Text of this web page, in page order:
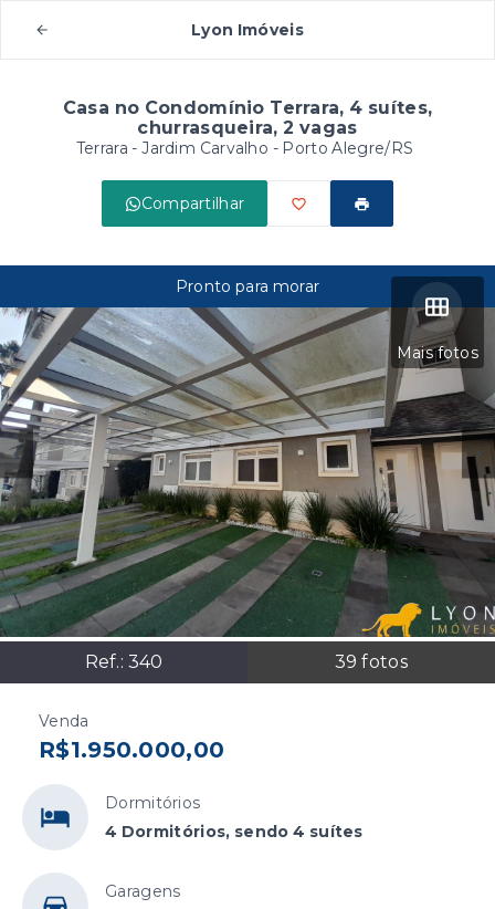
Lyon Imóveis
Casa no Condomínio Terrara, 4 suítes,
churrasqueira, 2 vagas
Terrara -Jardim Carvalho - Porto Alegre/RS
Compartilhar
Mais fotos
Ref.: 340 39 fotos
Pronto para morar
Venda
R$1.950.000,00
Dormitórios
4 Dormitórios, sendo 4 suítes
Garagens